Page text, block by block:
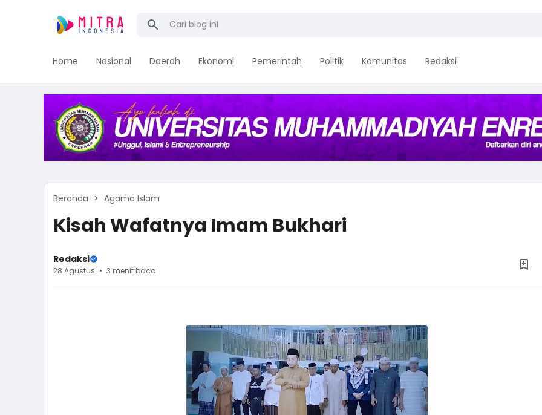
Home Nasional Daerah Ekonomi Pemerintah Politik Komunitas Redaksi
Beranda Agama Islam
Kisah Wafatnya Imam Bukhari
Redaksi
28 Agustus 3 menit baca